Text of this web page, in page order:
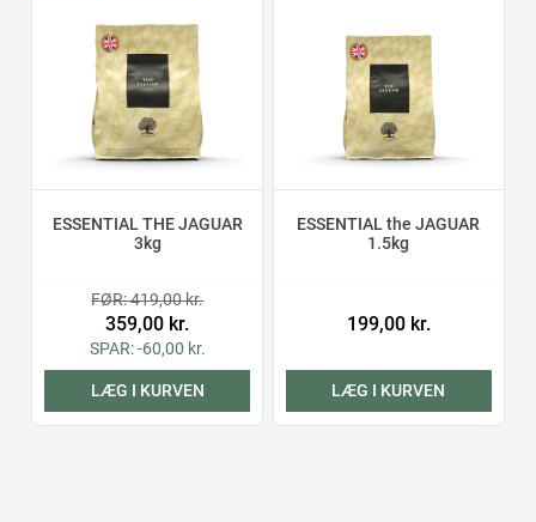
ESSENTIAL THE JAGUAR
3kg
FØR: 419,00 kr.
359,00 kr.
SPAR: -60,00 kr.
LÆG I KURVEN
ESSENTIAL the JAGUAR
1.5kg
199,00 kr.
LÆG I KURVEN